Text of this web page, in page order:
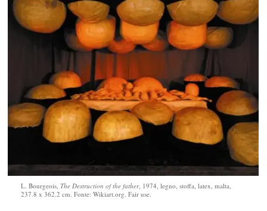
L. Bourgeois, The Destruction of the father, 1974, legno, stoffa, latex, malta,
237.8 x 362.2 cm. Fonte: Wikiart.org. Fair use.